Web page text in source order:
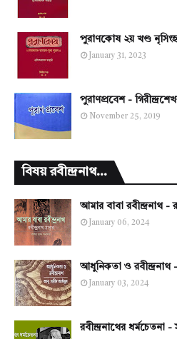
পুরাণকোষ ২য় খণ্ড
January 31, 2023
পুরাণপ্রবেশ -
November 25, 2019
বিষয় রবীন্দ্রনাথ...
আমার বাবা রবীন্দ্রনাথ -
January 06, 2024
আধুনিকতা ও
January 03, 2024
রবীন্দ্রনাথের ধর্মচেতনা -